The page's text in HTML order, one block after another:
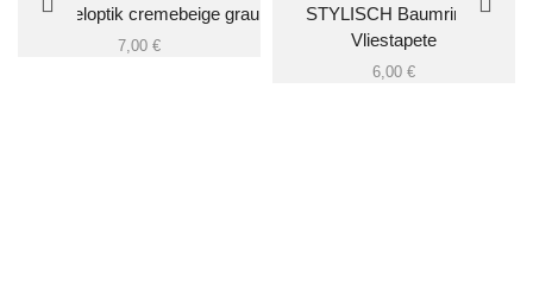
Spachteloptik cremebeige grau
7,00 €
STYLISCH Baumrinde
Vliestapete
6,00 €